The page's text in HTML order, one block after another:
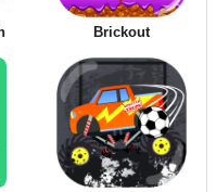
Brickout